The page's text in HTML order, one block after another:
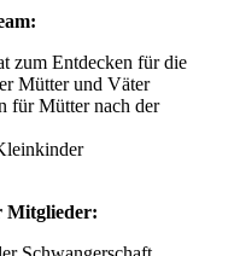
zum Entdecken für die
Mütter und Väter
für Mütter nach der
Mitglieder: